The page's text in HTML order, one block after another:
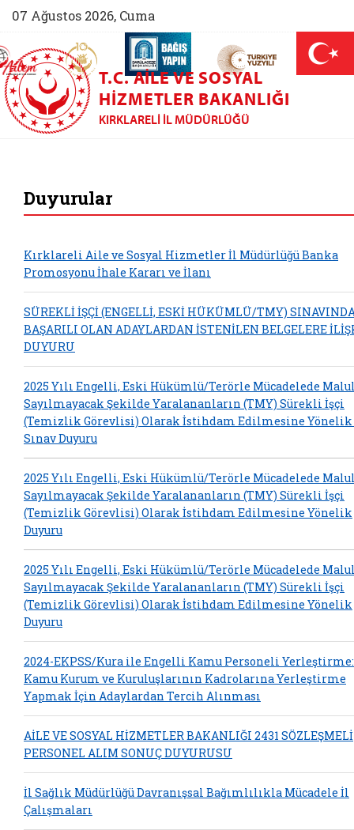
07 Ağustos 2026, Cuma
(yeni sekmede açılır)
AİLEM İletişim Merkezi (yeni sekmede açılır)
Aile ve Nüfus On Yılı (yeni sekmede açılır)
Darülaceze bağış sayfası (yeni
T.C. AILE VE SOSYAL
HIZMETLER BAKANLIĞI
KIRKLARELI İL MÜDÜRLÜĞÜ
Duyurular
Kırklareli Aile ve Sosyal Hizmetler İl Müdürlüğü Banka
Promosyonu İhale Kararı ve İlanı
SÜREKLİ İŞÇİ (ENGELLİ, ESKİ HÜKÜMLÜ/TMY)
BAŞARILI OLAN ADAYLARDAN İSTENİLEN BELGELERE
DUYURU
2025 Yılı Engelli, Eski Hükümlü/Terörle Mücadelede
Sayılmayacak Şekilde Yaralananların (TMY) Sürekli İşçi
(Temizlik Görevlisi) Olarak İstihdam Edilmesine Yönelik
Sınav Duyuru
2025 Yılı Engelli, Eski Hükümlü/Terörle Mücadelede
Sayılmayacak Şekilde Yaralananların (TMY) Sürekli İşçi
(Temizlik Görevlisi) Olarak İstihdam Edilmesine Yönelik
Duyuru
2025 Yılı Engelli, Eski Hükümlü/Terörle Mücadelede
Sayılmayacak Şekilde Yaralananların (TMY) Sürekli İşçi
(Temizlik Görevlisi) Olarak İstihdam Edilmesine Yönelik
Duyuru
2024-EKPSS/Kura ile Engelli Kamu Personeli Yerleştirme:
Kamu Kurum ve Kuruluşlarının Kadrolarına Yerleştirme
Yapmak İçin Adaylardan Tercih Alınması
AİLE VE SOSYAL HİZMETLER BAKANLIĞI 2431 SÖZLEŞMELİ
PERSONEL ALIM SONUÇ DUYURUSU
İl Sağlık Müdürlüğü Davranışsal Bağımlılıkla Mücadele İl
Çalışmaları